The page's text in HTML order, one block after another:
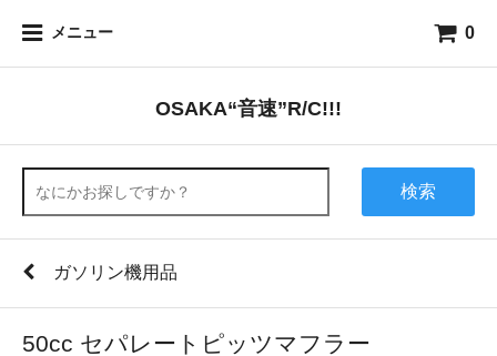
メニュー 0
OSAKA“音速”R/C!!!
検索
ガソリン機用品
50cc セパレートピッツマフラー